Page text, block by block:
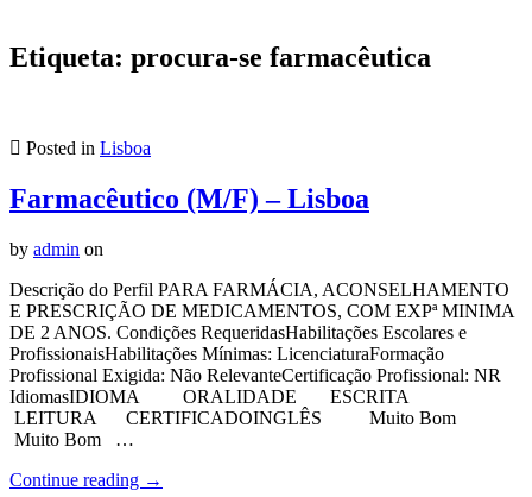
Etiqueta: procura-se farmacêutica
Posted in Lisboa
Farmacêutico (M/F) – Lisboa
by admin on
Descrição do Perfil PARA FARMÁCIA, ACONSELHAMENTO
E PRESCRIÇÃO DE MEDICAMENTOS, COM EXPª MINIMA
DE 2 ANOS. Condições RequeridasHabilitações Escolares e
ProfissionaisHabilitações Mínimas: LicenciaturaFormação
Profissional Exigida: Não RelevanteCertificação Profissional: NR
IdiomasIDIOMA ORALIDADE ESCRITA
LEITURA CERTIFICADOINGLÊS Muito Bom
Muito Bom …
Continue reading →